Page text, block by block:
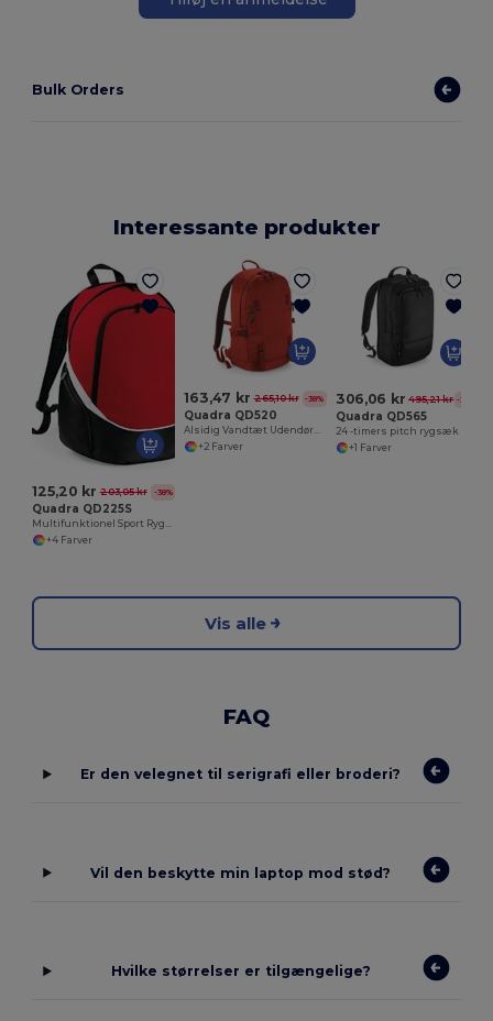
Bulk Orders
Interessante produkter
125,20 kr 203,05 kr -38%
Quadra QD225S
Multifunktionel Sport Rygsæk med Polstrede Stropper
+4 Farver
163,47 kr 265,10 kr -38%
Quadra QD520
Alsidig Vandtæt Udendørs Rygsæk til Eventyr
+2 Farver
306,06 kr 495,21 kr -38%
Quadra QD565
24 -timers pitch rygsæk
+1 Farver
Vis alle
FAQ
Er den velegnet til serigrafi eller broderi?
Vil den beskytte min laptop mod stød?
Hvilke størrelser er tilgængelige?